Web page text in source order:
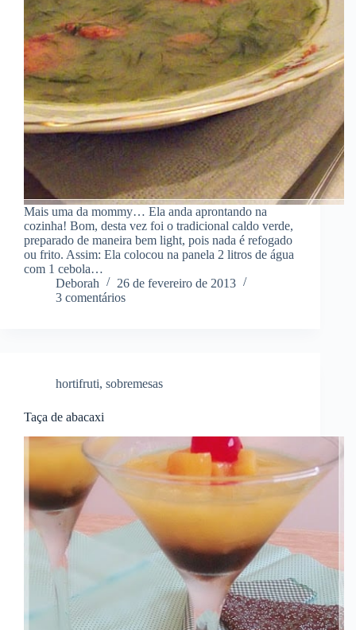
Mais uma da mommy… Ela anda aprontando na
cozinha! Bom, desta vez foi o tradicional caldo verde,
preparado de maneira bem light, pois nada é refogado
ou frito. Assim: Ela colocou na panela 2 litros de água
com 1 cebola…
Deborah
26 de fevereiro de 2013
3 comentários
hortifruti, sobremesas
Taça de abacaxi